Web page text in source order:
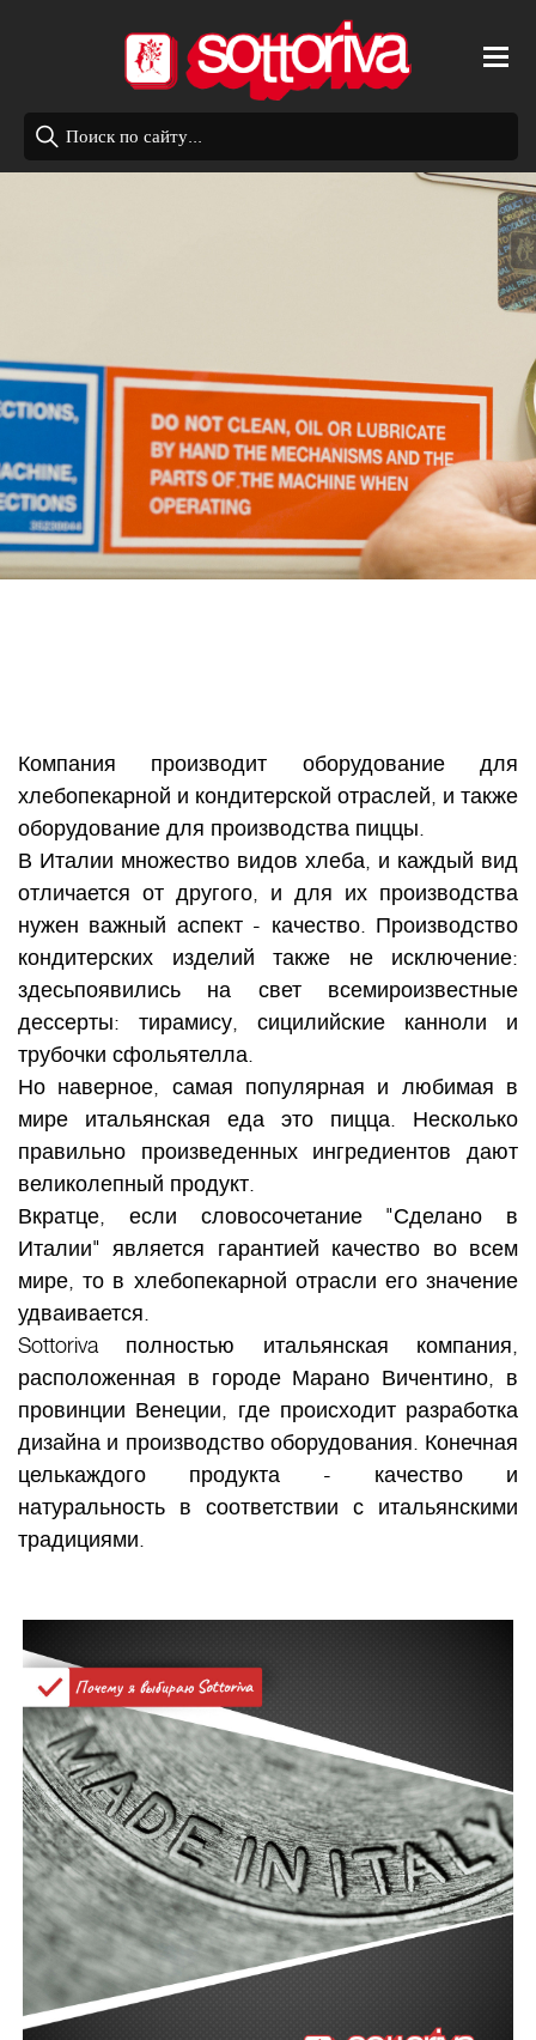
Компания производит оборудование для
хлебопекарной и кондитерской отраслей, и также
оборудование для производства пиццы.
В Италии множество видов хлеба, и каждый вид
отличается от другого, и для их производства
нужен важный аспект - качество. Производство
кондитерских изделий также не исключение:
здесьпоявились на свет всемироизвестные
дессерты: тирамису, сицилийские канноли и
трубочки сфольятелла.
Но наверное, самая популярная и любимая в
мире итальянская еда это пицца. Несколько
правильно произведенных ингредиентов дают
великолепный продукт.
Вкратце, если словосочетание "Сделано в
Италии" является гарантией качество во всем
мире, то в хлебопекарной отрасли его значение
удваивается.
Sottoriva полностью итальянская компания,
расположенная в городе Марано Вичентино, в
провинции Венеции, где происходит разработка
дизайна и производство оборудования. Конечная
целькаждого продукта - качество и
натуральность в соответствии с итальянскими
традициями.